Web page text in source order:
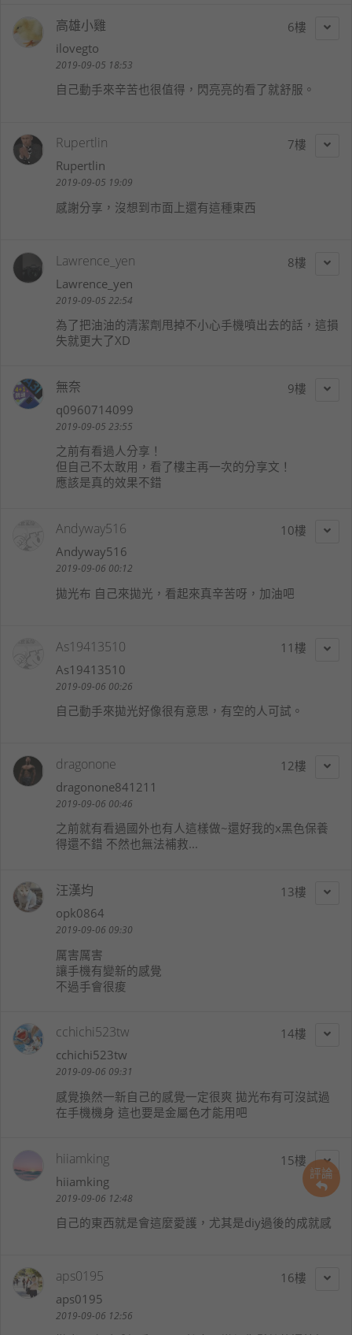
評論
6
高雄小雞
ilovegto
2019-09-05 18:53
自己動手來辛苦也很值得，閃亮亮的看了就舒服。
7
Rupertlin
Rupertlin
2019-09-05 19:09
感謝分享，沒想到市面上還有這種東西
8
Lawrence_yen
Lawrence_yen
2019-09-05 22:54
為了把油油的清潔劑甩掉不小心手機噴出去的話，這損
失就更大了XD
9
無奈
q0960714099
2019-09-05 23:55
之前有看過人分享！
但自己不太敢用，看了樓主再一次的分享文！
應該是真的效果不錯
10
Andyway516
Andyway516
2019-09-06 00:12
拋光布 自己來拋光，看起來真辛苦呀，加油吧
11
As19413510
As19413510
2019-09-06 00:26
自己動手來拋光好像很有意思，有空的人可試。
12
dragonone
dragonone841211
2019-09-06 00:46
之前就有看過國外也有人這樣做~還好我的x黑色保養
得還不錯 不然也無法補救...
13
汪漢均
opk0864
2019-09-06 09:30
厲害厲害
讓手機有變新的感覺
不過手會很痠
14
cchichi523tw
cchichi523tw
2019-09-06 09:31
感覺換然一新自己的感覺一定很爽 拋光布有可沒試過
在手機機身 這也要是金屬色才能用吧
15
hiiamking
hiiamking
2019-09-06 12:48
自己的東西就是會這麼愛護，尤其是diy過後的成就感
16
aps0195
aps0195
2019-09-06 12:56